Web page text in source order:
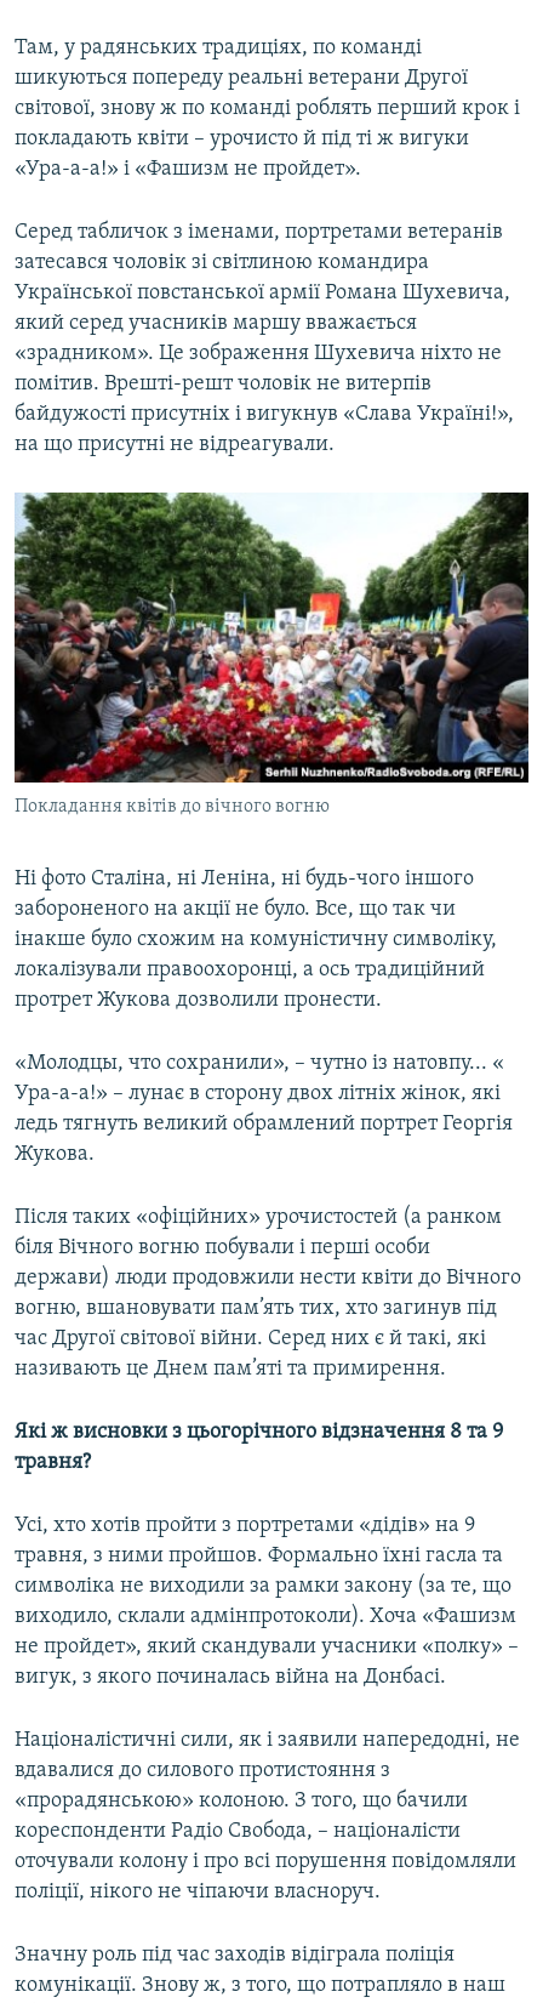
Там, у радянських традиціях, по команді
шикуються попереду реальні ветерани Другої
світової, знову ж по команді роблять перший крок і
покладають квіти – урочисто й під ті ж вигуки
«Ура-а-а!» і «Фашизм не пройдет».
Серед табличок з іменами, портретами ветеранів
затесався чоловік зі світлиною командира
Української повстанської армії Романа Шухевича,
який серед учасників маршу вважається
«зрадником». Це зображення Шухевича ніхто не
помітив. Врешті-решт чоловік не витерпів
байдужості присутніх і вигукнув «Слава Україні!»,
на що присутні не відреагували.
Покладання квітів до вічного вогню
Ні фото Сталіна, ні Леніна, ні будь-чого іншого
забороненого на акції не було. Все, що так чи
інакше було схожим на комуністичну символіку,
локалізували правоохоронці, а ось традиційний
протрет Жукова дозволили пронести.
«​Молодцы, что сохранили», – чутно із натовпу... «​
Ура-а-а!» – лунає в сторону двох літніх жінок, які
ледь тягнуть великий обрамлений портрет Георгія
Жукова.
Після таких «офіційних» урочистостей (а ранком
біля Вічного вогню побували і перші особи
держави) люди продовжили нести квіти до Вічного
вогню, вшановувати пам’ять тих, хто загинув під
час Другої світової війни. Серед них є й такі, які
називають це Днем пам’яті та примирення.
Які ж висновки з цьогорічного відзначення 8 та 9
травня?
Усі, хто хотів пройти з портретами «дідів» на 9
травня, з ними пройшов. Формально їхні гасла та
символіка не виходили за рамки закону (за те, що
виходило, склали адмінпротоколи). Хоча «Фашизм
не пройдет», який скандували учасники «полку» –
вигук, з якого починалась війна на Донбасі.
Націоналістичні сили, як і заявили напередодні, не
вдавалися до силового протистояння з
«прорадянською» колоною. З того, що бачили
кореспонденти Радіо Свобода, – націоналісти
оточували колону і про всі порушення повідомляли
поліції, нікого не чіпаючи власноруч.
Значну роль під час заходів відіграла поліція
комунікації. Знову ж, з того, що потрапляло в наш